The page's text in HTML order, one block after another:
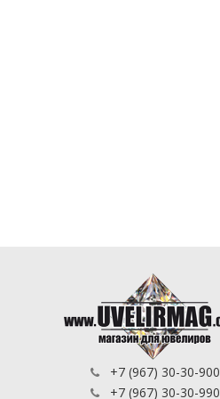
+7 (967) 30-30-900
+7 (967) 30-30-990